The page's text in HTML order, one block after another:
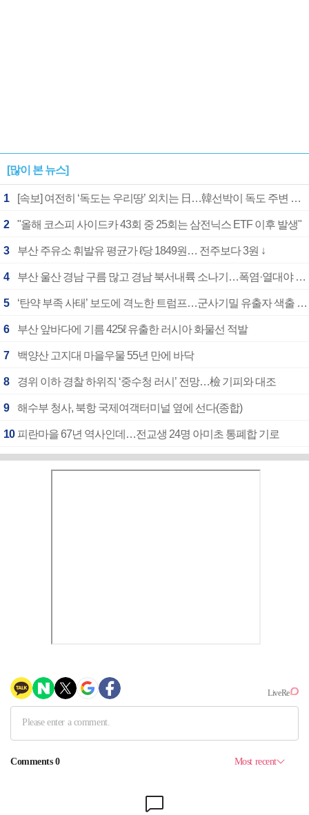
[많이 본 뉴스]
1 [속보] 여전히 ‘독도는 우리땅’ 외치는 日…韓선박이 독도 주변 해양조사 활동하자 반발
2 "올해 코스피 사이드카 43회 중 25회는 삼전닉스 ETF 이후 발생"
3 부산 주유소 휘발유 평균가 ℓ당 1849원… 전주보다 3원 ↓
4 부산 울산 경남 구름 많고 경남 북서내륙 소나기…폭염·열대야 계속
5 ‘탄약 부족 사태’ 보도에 격노한 트럼프…군사기밀 유출자 색출 지시
6 부산 앞바다에 기름 425ℓ 유출한 러시아 화물선 적발
7 백양산 고지대 마을우물 55년 만에 바닥
8 경위 이하 경찰 하위직 ‘중수청 러시’ 전망…檢 기피와 대조
9 해수부 청사, 북항 국제여객터미널 옆에 선다(종합)
10 피란마을 67년 역사인데…전교생 24명 아미초 통폐합 기로